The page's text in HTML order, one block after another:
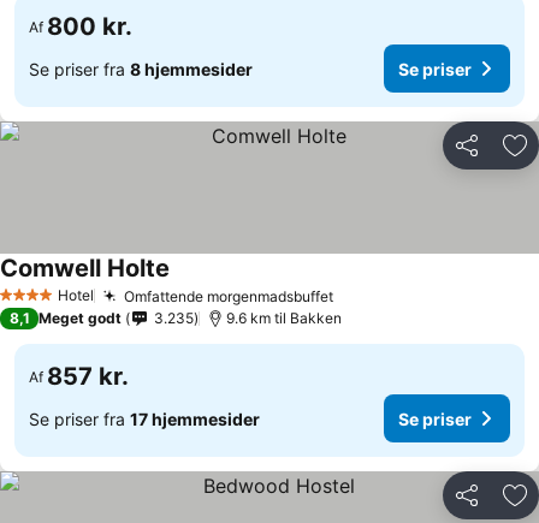
Af 800 kr.
Se priser fra 8 hjemmesider Se priser
Del
4 StjernerHotel Omfattende morgenmadsbuffet
Comwell Holte
8,1 Meget godt 3.235 9.6 km til Bakken
Af 857 kr.
Se priser fra 17 hjemmesider Se priser
Del